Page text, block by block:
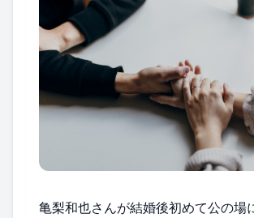
亀梨和也さんが結婚後初めて公の場